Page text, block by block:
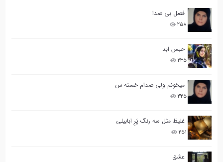
فصل بی صدا
۲۵۸
حبس ابد
۲۳۵
میخونم ولی صدام خسته س
۳۲۵
غلیظ مثل سه رنگ پَرِ ابابیلی
۲۵۱
عشق